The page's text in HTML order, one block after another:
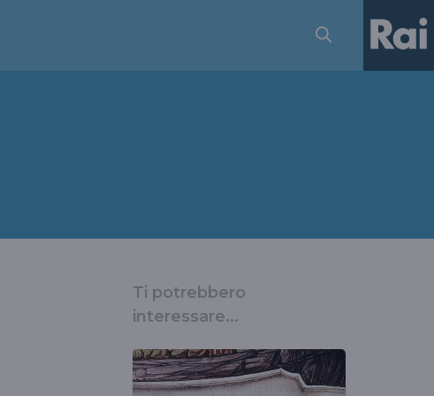
Ti potrebbero
interessare...